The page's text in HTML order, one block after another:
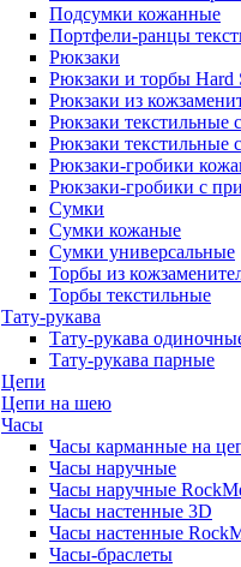
Подсумки кожанные
Портфели-ранцы
Рюкзаки
Рюкзаки и торбы Hard
Рюкзаки из
Рюкзаки текстильные
Рюкзаки текстильные
Рюкзаки-гробики
Рюкзаки-гробики с
Сумки
Сумки кожаные
Сумки универсальные
Торбы из
Торбы текстильные
Тату-рукава
Тату-рукава
Тату-рукава парные
Цепи
Цепи на шею
Часы
Часы карманные на
Часы наручные
Часы наручные
Часы настенные 3D
Часы настенные
Часы-браслеты